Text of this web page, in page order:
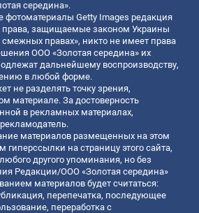
середина».
фотоматериалы Getty Images редакция
защищаемые законом Украины
смежных правах», никто не имеет права
ООО «Золотая середина» их
дальнейшему воспроизводству,
в любой форме.
не разделять точку зрения,
материале. За достоверность
в рекламных материалах,
материалов размещенных на этом
гиперссылки на страницу этого сайта,
другого упоминания, но без
Редакции/ООО «Золотая середина»
материалов будет считаться:
перепечатка, последующее
переработка с